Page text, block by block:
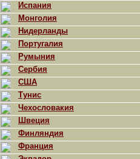
Испания
Монголия
Нидерланды
Португалия
Румыния
Сербия
США
Тунис
Чехословакия
Швеция
Финляндия
Франция